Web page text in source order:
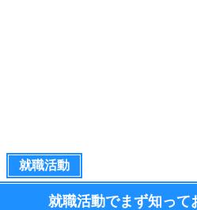
就職活動
就職活動でまず知って